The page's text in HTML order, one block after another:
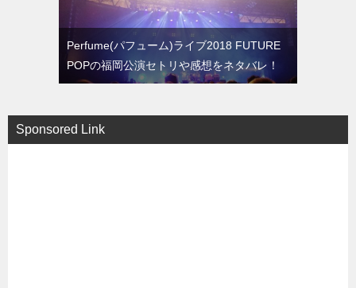
Perfume(パフューム)ライブ2018 FUTURE
POPの福岡公演セトリや感想をネタバレ！
Sponsored Link